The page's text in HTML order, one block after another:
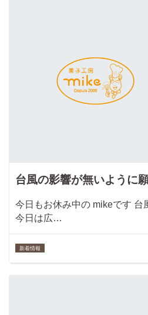
台風の影響が無いように
今日もお休み中の mikeです 台
今日は広…
新着情報